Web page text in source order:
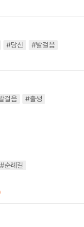
#당신 #발걸음
걸음
#출생
#순례길